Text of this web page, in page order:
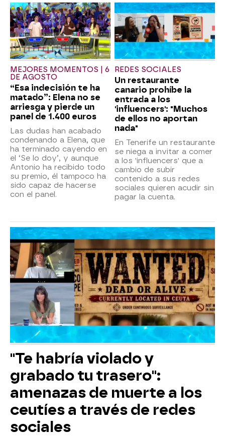
MEJORES MOMENTOS | 6
DE AGOSTO
“Esa indecisión te ha
matado”: Elena no se
arriesga y pierde un
panel de 1.400 euros
Las dudas han acabado
condenando a Elena, que
ha terminado cayendo en
el ‘Se lo doy’, y aunque
Antonio ha recibido todo
su premio, él tampoco ha
sido capaz de hacerse
con el panel.
REDES SOCIALES
Un restaurante
canario prohíbe la
entrada a los
'influencers': "Muchos
de ellos no aportan
nada"
En Tenerife un restaurante
se niega a invitar a comer
a los 'influencers' que a
cambio de subir
contenido a sus redes
sociales quieren acudir sin
pagar la cuenta.
"Te habría violado y
grabado tu trasero":
amenazas de muerte a los
ceutíes a través de redes
sociales